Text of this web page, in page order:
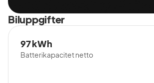
Biluppgifter
Batterikapacitet netto
97 kWh